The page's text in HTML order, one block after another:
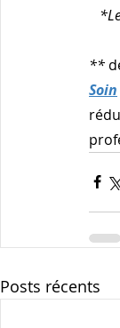
**
Soin
Posts récents